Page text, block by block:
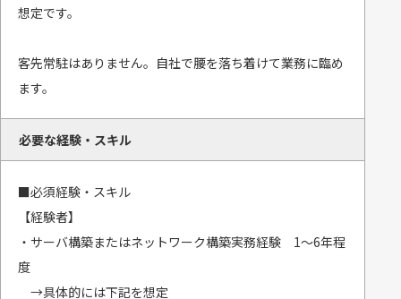
想定です。
客先常駐はありません。自社で腰を落ち着けて業務に臨め
ます。
必要な経験・スキル
■必須経験・スキル
【経験者】
・サーバ構築またはネットワーク構築実務経験 1～6年程
度
→具体的には下記を想定